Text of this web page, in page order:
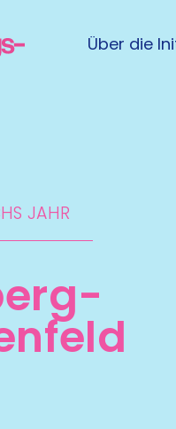
Über die
JAHR